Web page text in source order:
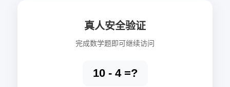
真人安全验证
完成数学题即可继续访问
10 - 4 =?